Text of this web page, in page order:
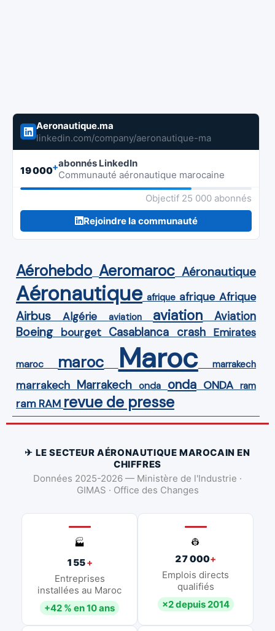
Aeronautique.ma
linkedin.com/company/aeronautique-ma
19 000+abonnés LinkedIn
Communauté aéronautique marocaine
Objectif 25 000 abonnés
Rejoindre la communauté
Aérohebdo Aeromaroc Aéronautique
Aéronautique afrique afrique Afrique
Airbus Algérie aviation aviation Aviation
Boeing bourget Casablanca crash Emirates
maroc maroc Maroc marrakech
marrakech Marrakech onda onda ONDA ram
ram RAM revue de presse
✈ LE SECTEUR AÉRONAUTIQUE MAROCAIN EN
CHIFFRES
Données 2025-2026 — Ministère de l'Industrie ·
GIMAS · Office des Changes
🏭
155+
Entreprises
installées au Maroc
+42 % en 10 ans
👷
27 000+
Emplois directs
qualifiés
×2 depuis 2014